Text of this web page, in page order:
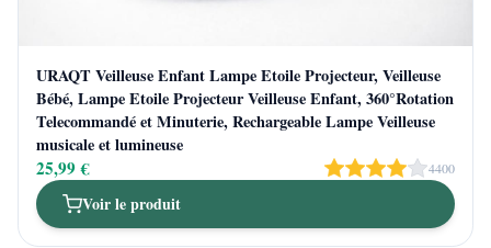
URAQT Veilleuse Enfant Lampe Etoile Projecteur, Veilleuse
Bébé, Lampe Etoile Projecteur Veilleuse Enfant, 360°Rotation
Telecommandé et Minuterie, Rechargeable Lampe Veilleuse
musicale et lumineuse
25,99 € 4400
Voir le produit